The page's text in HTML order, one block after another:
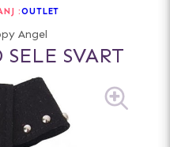
:OUTLET
Angel
SVART